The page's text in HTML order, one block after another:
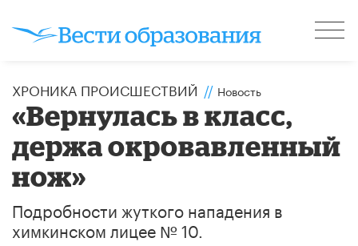
ХРОНИКА ПРОИСШЕСТВИЙ // Новость
«Вернулась в класс,
держа окровавленный
нож»
Подробности жуткого нападения в
химкинском лицее № 10.